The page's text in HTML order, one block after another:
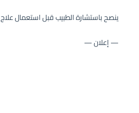
ينصح باستشارة الطبيب قبل استعمال علاج vominore في حالات:
— إعلان —